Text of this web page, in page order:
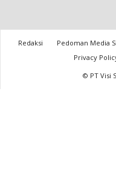
Redaksi Pedoman Media
Privacy
© PT Visi